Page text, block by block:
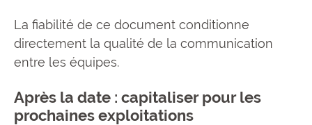
La fiabilité de ce document conditionne
directement la qualité de la communication
entre les équipes.
Après la date : capitaliser pour les
prochaines exploitations